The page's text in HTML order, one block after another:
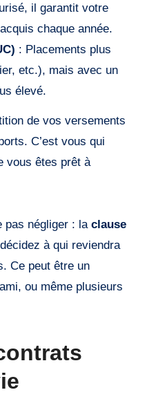
il garantit votre
chaque année.
: Placements plus
etc.), mais avec un
élevé.
de vos versements
C’est vous qui
vous êtes prêt à
pas négliger : la clause
à qui reviendra
Ce peut être un
ou même plusieurs